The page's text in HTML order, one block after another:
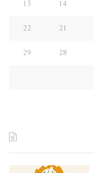
14
15
21
22
28
29